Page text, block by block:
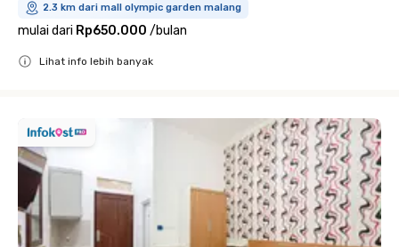
2.3 km dari mall olympic garden malang
mulai dari Rp650.000 /bulan
Lihat info lebih banyak